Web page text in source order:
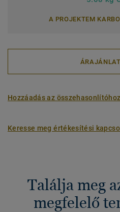
A PROJEKTEM
Hozzáadás az összehasonlítóhoz
Keresse meg értékesítési
Találja meg
megfelelő